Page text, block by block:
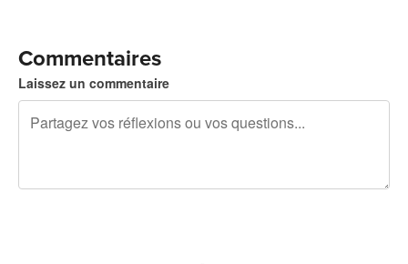
Commentaires
Laissez un commentaire